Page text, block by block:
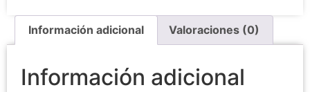
Información adicional Valoraciones (0)
Información adicional